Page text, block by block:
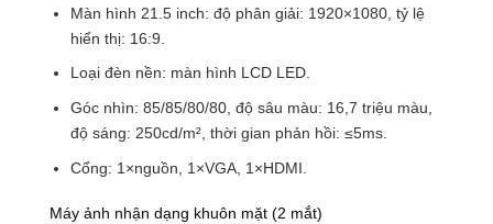
Màn hình 21.5 inch: độ phân giải: 1920×1080, tỷ lệ
hiển thị: 16:9.
Loại đèn nền: màn hình LCD LED.
Góc nhìn: 85/85/80/80, độ sâu màu: 16,7 triệu màu,
độ sáng: 250cd/m², thời gian phản hồi: ≤5ms.
Cổng: 1×nguồn, 1×VGA, 1×HDMI.
Máy ảnh nhận dạng khuôn mặt (2 mắt)